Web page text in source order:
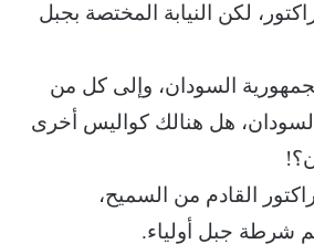
لكن النيابة المختصة بجبل
السودان، وإلى كل من
هل هنالك كواليس أخرى
القادم من السميح،
شرطة جبل أولياء.